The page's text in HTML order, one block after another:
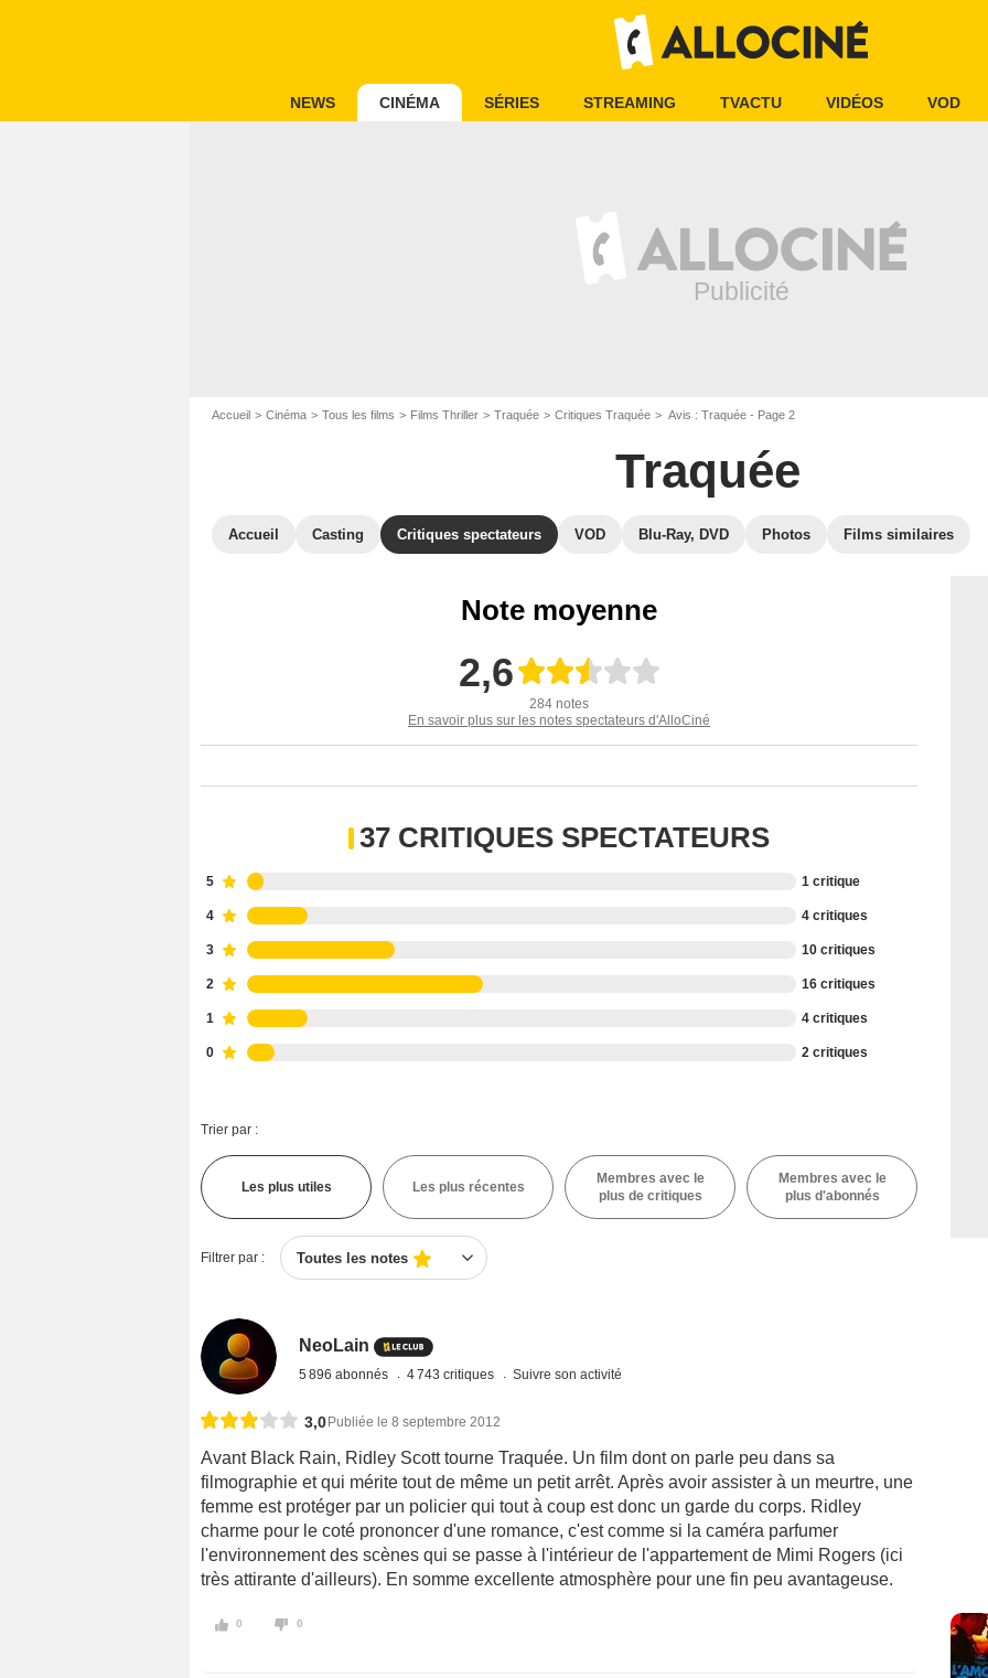
NEWS CINÉMA SÉRIES STREAMING TVACTU VIDÉOS VOD
Accueil Cinéma Tous les films Films Thriller Traquée Critiques Traquée Avis : Traquée - Page 2
Traquée
Accueil Casting Critiques spectateurs VOD Blu-Ray, DVD Photos Films similaires
Note moyenne
2,6
284 notes
En savoir plus sur les notes spectateurs d'AlloCiné
37 CRITIQUES SPECTATEURS
5 1 critique
4 4 critiques
3 10 critiques
2 16 critiques
1 4 critiques
0 2 critiques
Trier par :
Les plus utiles Les plus récentes
Membres avec le
plus de critiques
Membres avec le
plus d'abonnés
Filtrer par : Toutes les notes
NeoLain
5 896 abonnés 4 743 critiques Suivre son activité
3,0 Publiée le 8 septembre 2012
Avant Black Rain, Ridley Scott tourne Traquée. Un film dont on parle peu dans sa
filmographie et qui mérite tout de même un petit arrêt. Après avoir assister à un meurtre, une
femme est protéger par un policier qui tout à coup est donc un garde du corps. Ridley
charme pour le coté prononcer d'une romance, c'est comme si la caméra parfumer
l'environnement des scènes qui se passe à l'intérieur de l'appartement de Mimi Rogers (ici
très attirante d'ailleurs). En somme excellente atmosphère pour une fin peu avantageuse.
0 0